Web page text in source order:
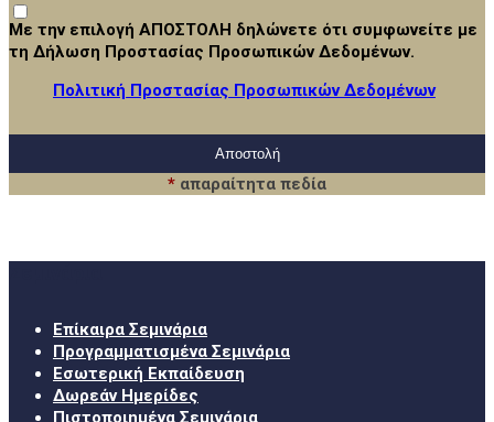
Με την επιλογή ΑΠΟΣΤΟΛΗ δηλώνετε ότι συμφωνείτε με
τη Δήλωση Προστασίας Προσωπικών Δεδομένων.
Πολιτική Προστασίας Προσωπικών Δεδομένων
* απαραίτητα πεδία
Επίκαιρα Σεμινάρια
Προγραμματισμένα Σεμινάρια
Εσωτερική Εκπαίδευση
Δωρεάν Ημερίδες
Πιστοποιημένα Σεμινάρια